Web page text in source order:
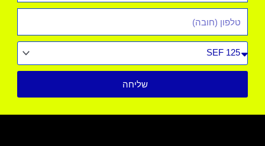
רכב
שליחה